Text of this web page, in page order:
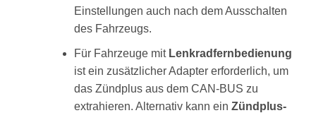
Einstellungen auch nach dem Ausschalten
des Fahrzeugs.
Für Fahrzeuge mit Lenkradfernbedienung
ist ein zusätzlicher Adapter erforderlich, um
das Zündplus aus dem CAN-BUS zu
extrahieren. Alternativ kann ein Zündplus-